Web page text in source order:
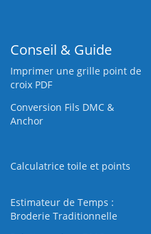
Conseil & Guide
Imprimer une grille point de
croix PDF
Conversion Fils DMC &
Anchor
Calculatrice toile et points
Estimateur de Temps :
Broderie Traditionnelle